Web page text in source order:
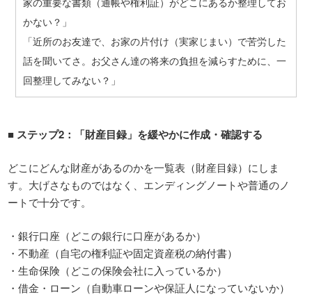
かない？」
「近所のお友達で、お家の片付け（実家じまい）で苦労した
話を聞いてさ。お父さん達の将来の負担を減らすために、一
回整理してみない？」
■ ステップ2 ：「財産目録」を緩やかに作成・確認する
どこにどんな財産があるのかを一覧表（財産目録）にしま
す。大げさなものではなく、エンディングノートや普通のノ
ートで十分です。
・銀行口座（どこの銀行に口座があるか）
・不動産（自宅の権利証や固定資産税の納付書）
・生命保険（どこの保険会社に入っているか）
・借金・ローン（自動車ローンや保証人になっていないか）